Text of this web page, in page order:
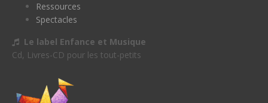
Ressources
Spectacles
Le label Enfance et Musique
Cd, Livres-CD pour les tout-petits